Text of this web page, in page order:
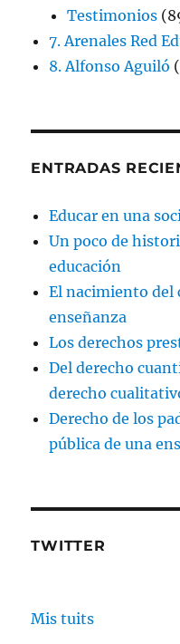
Testimonios
7. Arenales Red
8. Alfonso Aguiló
ENTRADAS
Educar en una
Un poco de
educación
El nacimiento del
enseñanza
Los derechos
Del derecho
derecho
Derecho de los
pública de una
TWITTER
Mis tuits